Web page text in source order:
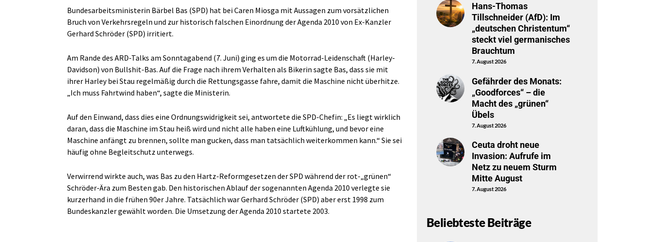
Bundesarbeitsministerin Bärbel Bas (SPD) hat bei Caren Miosga mit Aussagen zum vorsätzlichen
Bruch von Verkehrsregeln und zur historisch falschen Einordnung der Agenda 2010 von Ex-Kanzler
Gerhard Schröder (SPD) irritiert.
Am Rande des ARD-Talks am Sonntagabend (7. Juni) ging es um die Motorrad-Leidenschaft (Harley-
Davidson) von Bullshit-Bas. Auf die Frage nach ihrem Verhalten als Bikerin sagte Bas, dass sie mit
ihrer Harley bei Stau regelmäßig durch die Rettungsgasse fahre, damit die Maschine nicht überhitze.
„Ich muss Fahrtwind haben“, sagte die Ministerin.
Auf den Einwand, dass dies eine Ordnungswidrigkeit sei, antwortete die SPD-Chefin: „Es liegt wirklich
daran, dass die Maschine im Stau heiß wird und nicht alle haben eine Luftkühlung, und bevor eine
Maschine anfängt zu brennen, sollte man gucken, dass man tatsächlich weiterkommen kann.“ Sie sei
häufig ohne Begleitschutz unterwegs.
Verwirrend wirkte auch, was Bas zu den Hartz-Reformgesetzen der SPD während der rot-„grünen“
Schröder-Ära zum Besten gab. Den historischen Ablauf der sogenannten Agenda 2010 verlegte sie
kurzerhand in die frühen 90er Jahre. Tatsächlich war Gerhard Schröder (SPD) aber erst 1998 zum
Bundeskanzler gewählt worden. Die Umsetzung der Agenda 2010 startete 2003.
Hans-Thomas
Tillschneider (AfD): Im
„deutschen Christentum“
steckt viel germanisches
Brauchtum
7. August 2026
Gefährder des Monats:
„Goodforces“ – die
Macht des „grünen“
Übels
7. August 2026
Ceuta droht neue
Invasion: Aufrufe im
Netz zu neuem Sturm
Mitte August
7. August 2026
Beliebteste Beiträge